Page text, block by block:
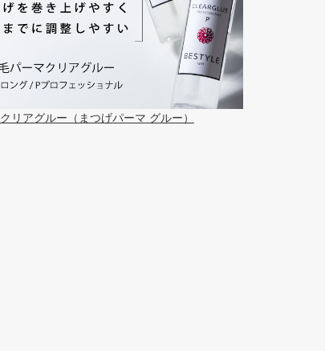
クリアグルー（まつげパーマ グルー）